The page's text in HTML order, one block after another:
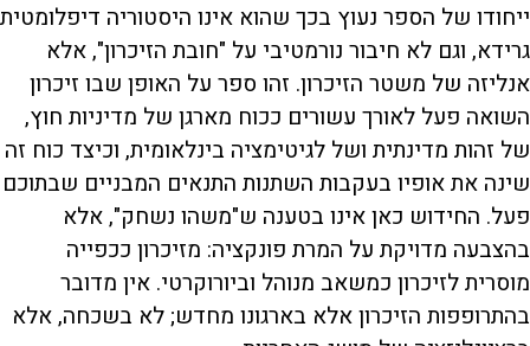
ייחודו של הספר נעוץ בכך שהוא אינו היסטוריה דיפלומטית
גרידא, וגם לא חיבור נורמטיבי על "חובת הזיכרון", אלא
אנליזה של משטר הזיכרון. זהו ספר על האופן שבו זיכרון
השואה פעל לאורך עשורים ככוח מארגן של מדיניות חוץ,
של זהות מדינתית ושל לגיטימציה בינלאומית, וכיצד כוח זה
שינה את אופיו בעקבות השתנות התנאים המבניים שבתוכם
פעל. החידוש כאן אינו בטענה ש"משהו נשחק", אלא
בהצבעה מדויקת על המרת פונקציה: מזיכרון ככפייה
מוסרית לזיכרון כמשאב מנוהל וביורוקרטי. אין מדובר
בהתרופפות הזיכרון אלא בארגונו מחדש; לא בשכחה, אלא